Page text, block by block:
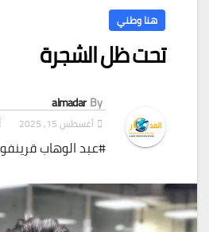
هنا وطني
تحت ظل الشجرة
By
almadar
أغسطس 15, 2025
#عبد الوهاب قرينفو